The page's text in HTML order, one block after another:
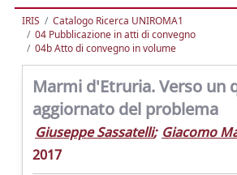
IRIS
Catalogo Ricerca UNIROMA1
04 Pubblicazione in atti di convegno
04b Atto di convegno in volume
Marmi d'Etruria. Verso un
aggiornato del problema
Giuseppe Sassatelli; Giacomo
2017